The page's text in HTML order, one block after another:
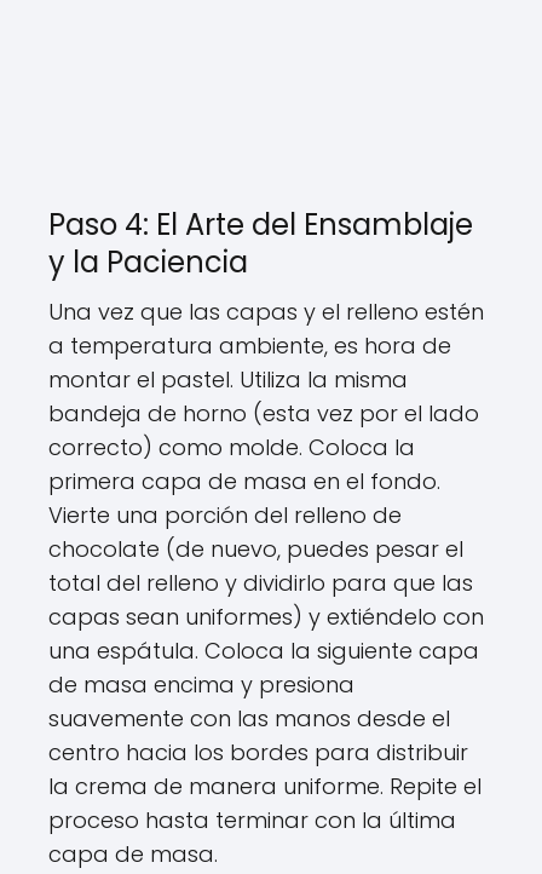
Paso 4: El Arte del Ensamblaje
y la Paciencia
Una vez que las capas y el relleno estén
a temperatura ambiente, es hora de
montar el pastel. Utiliza la misma
bandeja de horno (esta vez por el lado
correcto) como molde. Coloca la
primera capa de masa en el fondo.
Vierte una porción del relleno de
chocolate (de nuevo, puedes pesar el
total del relleno y dividirlo para que las
capas sean uniformes) y extiéndelo con
una espátula. Coloca la siguiente capa
de masa encima y presiona
suavemente con las manos desde el
centro hacia los bordes para distribuir
la crema de manera uniforme. Repite el
proceso hasta terminar con la última
capa de masa.